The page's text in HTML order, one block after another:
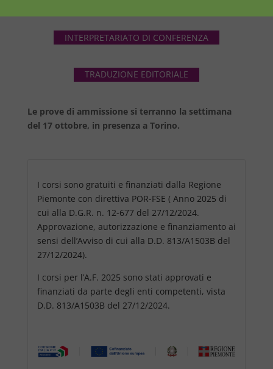
INTERPRETARIATO DI CONFERENZA
TRADUZIONE EDITORIALE
Le prove di ammissione si terranno la settimana
del 17 ottobre, in presenza a Torino.
I corsi sono gratuiti e finanziati dalla Regione
Piemonte con direttiva POR-FSE ( Anno 2025 di
cui alla D.G.R. n. 12-677 del 27/12/2024.
Approvazione, autorizzazione e finanziamento ai
sensi dell’Avviso di cui alla D.D. 813/A1503B del
27/12/2024).
I corsi per l’A.F. 2025 sono stati approvati e
finanziati da parte degli enti competenti, vista
D.D. 813/A1503B del 27/12/2024.